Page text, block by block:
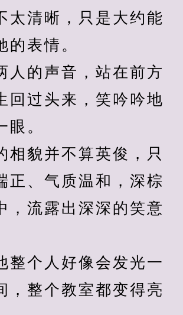
太清晰，只是大约能
的表情。
的声音，站在前方
回过头来，笑吟吟地
眼。
貌并不算英俊，只
正、气质温和，深棕
，流露出深深的笑意
个人好像会发光一
，整个教室都变得亮